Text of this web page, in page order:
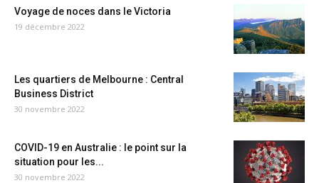
Voyage de noces dans le Victoria
19 décembre 2022
Les quartiers de Melbourne : Central
Business District
30 novembre 2022
COVID-19 en Australie : le point sur la
situation pour les...
30 novembre 2022